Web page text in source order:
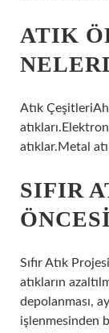
ATIK
Atık
atıklar.Metal
SIFIR
Sıfır Atık
atıkların
depolanması,
işlenmesinden